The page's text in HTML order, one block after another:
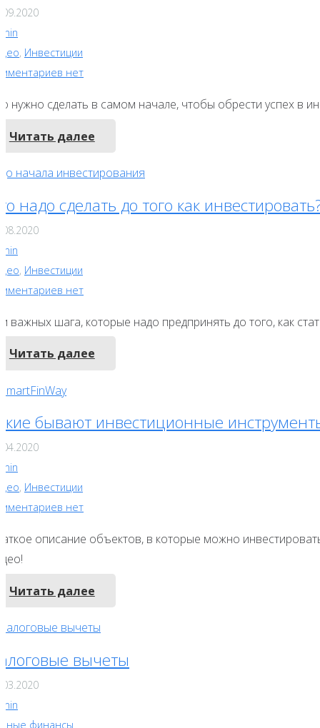
, Инвестиции
нет
нужно сделать в самом начале, чтобы обрести успех в
Читать далее
надо сделать до того как
, Инвестиции
нет
важных шага, которые надо предпринять до того, как
Читать далее
бывают инвестиционные
, Инвестиции
нет
описание объектов, в которые можно
Читать далее
вычеты
финансы